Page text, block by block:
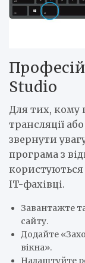
Studio
Для тих, кому
трансляції
звернути
програма з
IT-фахівці.
Завантажте
сайту.
Додайте
вікна».
Налаштуйте